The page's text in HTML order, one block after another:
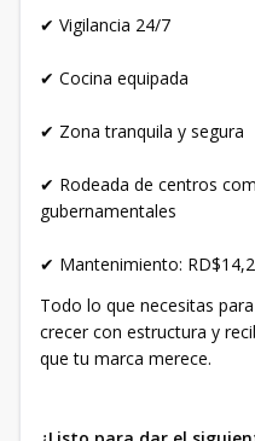
✔ Vigilancia 24/7
✔ Cocina equipada
✔ Zona tranquila y segura
✔ Rodeada de centros
gubernamentales
✔ Mantenimiento:
Todo lo que necesitas
crecer con estructura y
que tu marca merece.